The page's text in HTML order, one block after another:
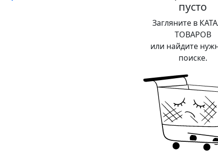
пусто
Загляните в
ТОВАРОВ
или найдите
поиске.